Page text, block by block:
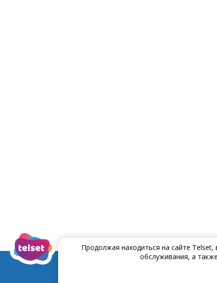
Продолжая находиться на сайте
обслуживания, а